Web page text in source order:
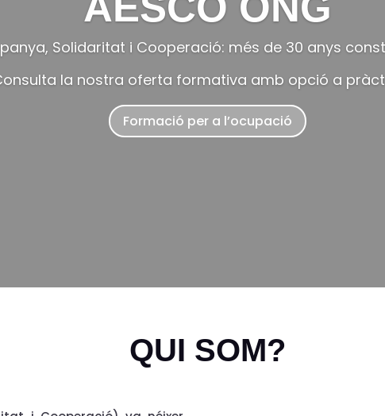
Solidaritat i Cooperació: més de 30 anys
la nostra oferta formativa amb opció a
Formació per a l’ocupació
QUI SOM?